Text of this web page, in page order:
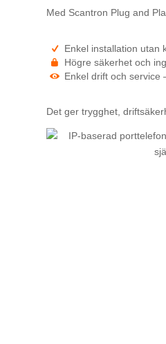
Med Scantron Plug and
Enkel installation utan
Högre säkerhet och
Enkel drift och service
Det ger trygghet,